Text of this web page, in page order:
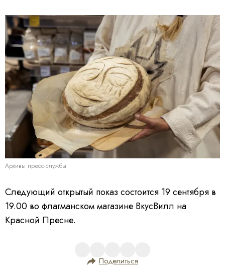
Архивы пресс-службы
Следующий открытый показ состоится 19 сентября в
19.00 во флагманском магазине ВкусВилл на
Красной Пресне.
Поделиться